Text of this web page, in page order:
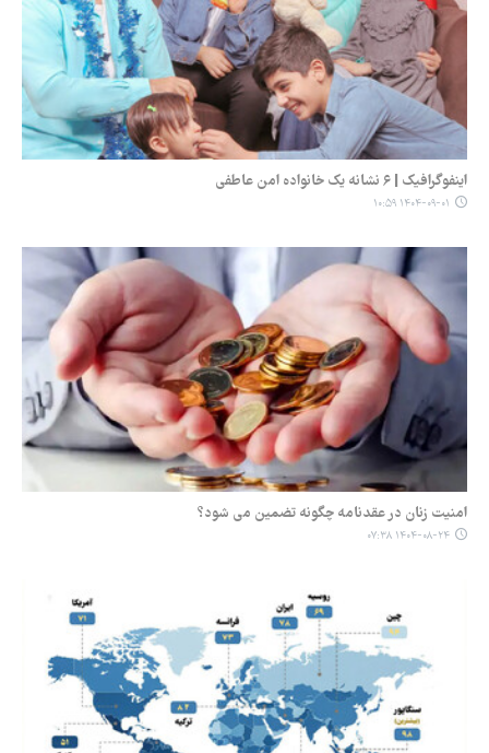
اینفوگرافیک | ۶ نشانه‌ یک خانواده‌ امن عاطفی
۱۴۰۴-۰۹-۰۱ ۱۰:۵۹
امنیت زنان در عقدنامه چگونه تضمین می شود؟
۱۴۰۴-۰۸-۲۴ ۰۷:۳۸